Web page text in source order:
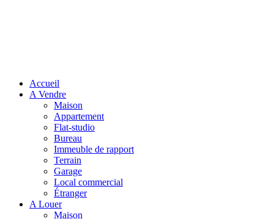
Accueil
A Vendre
Maison
Appartement
Flat-studio
Bureau
Immeuble de rapport
Terrain
Garage
Local commercial
Étranger
A Louer
Maison